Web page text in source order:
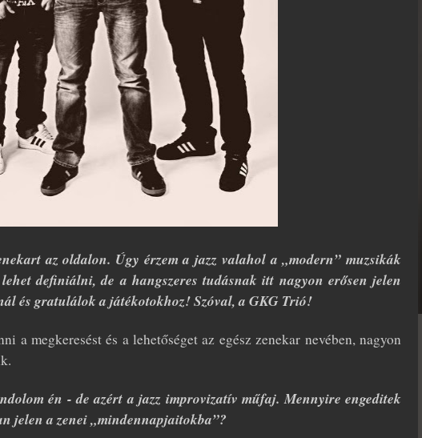
az oldalon. Úgy érzem a jazz valahol a „modern” muzsikák
definiálni, de a hangszeres tudásnak itt nagyon erősen jelen
és gratulálok a játékotokhoz! Szóval, a GKG Trió!
a megkeresést és a lehetőséget az egész zenekar nevében, nagyon
én - de azért a jazz improvizatív műfaj. Mennyire engeditek
jelen a zenei „mindennapjaitokba”?